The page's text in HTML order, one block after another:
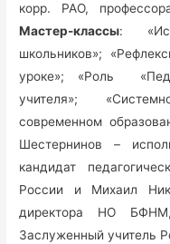
корр. РАО,
Мастер-классы:
школьников»;
уроке»; «Роль
учителя»;
современном
Шестернинов –
кандидат
России и Михаил
директора НО БФНМ,
Заслуженный учитель